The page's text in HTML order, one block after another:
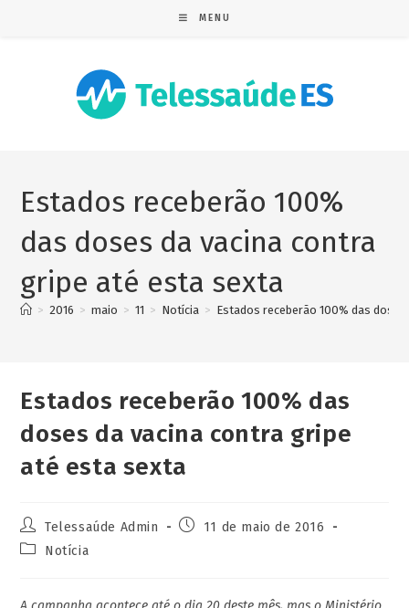
MENU
Estados receberão 100%
das doses da vacina contra
gripe até esta sexta
> 2016 > maio > 11 > Notícia > Estados receberão 100% das
Estados receberão 100% das
doses da vacina contra gripe
até esta sexta
Telessaúde Admin
11 de maio de 2016
Notícia